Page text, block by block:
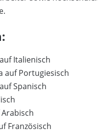
Italienisch
auf Portugiesisch
Spanisch
Französisch